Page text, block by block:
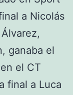
a Nicolás
ganaba el
el CT
final a Luca